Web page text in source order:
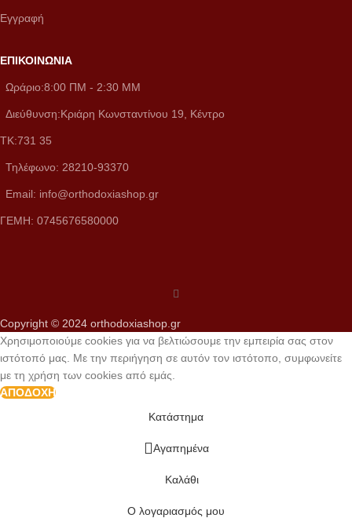
Εγγραφή
ΕΠΙΚΟΙΝΩΝΙΑ
Ωράριο:8:00 ΠM - 2:30 MM
Διεύθυνση:Κριάρη Κωνσταντίνου 19, Κέντρο
ΤΚ:731 35
Τηλέφωνο: 28210-93370
Email: info@orthodoxiashop.gr
ΓΕΜH: 0745676580000
Copyright © 2024 orthodoxiashop.gr
Χρησιμοποιούμε cookies για να βελτιώσουμε την εμπειρία σας στον
ιστότοπό μας. Με την περιήγηση σε αυτόν τον ιστότοπο, συμφωνείτε
με τη χρήση των cookies από εμάς.
ΑΠΟΔΟΧΉ
Κατάστημα
Αγαπημένα
Καλάθι
Ο λογαριασμός μου